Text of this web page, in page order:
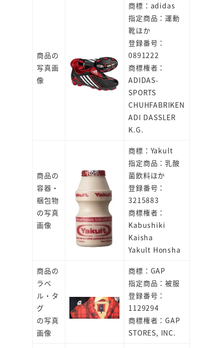
商品の
写真画
像
商標：adidas
指定商品：運動
靴ほか
登録番号：
0891222
商標権者：
ADIDAS-
SPORTS
CHUHFABRIKEN
ADI DASSLER
K.G.
商品の
容器・
梱包物
の写真
画像
商標：Yakult
指定商品：乳酸
菌飲料ほか
登録番号：
3215883
商標権者：
Kabushiki
Kaisha
Yakult Honsha
商品の
ラベ
ル・タ
グ
の写真
画像
商標：GAP
指定商品：被服
登録番号：
1129294
商標権者：GAP
STORES, INC.